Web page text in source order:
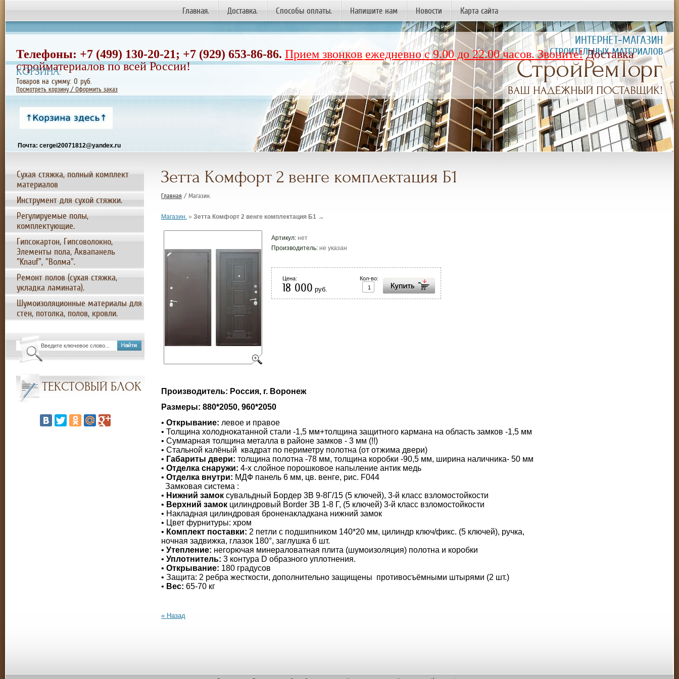
Телефоны: +7 (499) 130-20-21; +7 (929) 653-86-86. Прием звонков ежедневно с 9.00 до 22.00 часов. Звоните! Доставка
стройматериалов по всей России!
Почта: cergei20071812@yandex.ru
КОРЗИНА:
Товаров на сумму: 0 руб.
Посмотреть корзину / Оформить заказ
Главная. Доставка. Способы оплаты. Напишите нам Новости Карта сайта
Сухая стяжка, полный комплект
материалов
Инструмент для сухой стяжки.
Регулируемые полы,
комплектующие.
Гипсокартон, Гипсоволокно,
Элементы пола, Аквапанель
"Knauf", "Волма".
Ремонт полов (сухая стяжка,
укладка ламината).
Шумоизоляционные материалы для
стен, потолка, полов, кровли.
ТЕКСТОВЫЙ БЛОК
Зетта Комфорт 2 венге комплектация Б1
Главная / Магазин.
Магазин. » Зетта Комфорт 2 венге комплектация Б1 →
Артикул: нет
Производитель: не указан
Кол-во:
Цена:
18 000 руб.
Производитель: Россия, г. Воронеж
Размеры: 880*2050, 960*2050
• Открывание: левое и правое
• Толщина холоднокатанной стали -1,5 мм+толщина защитного кармана на область замков -1,5 мм
• Суммарная толщина металла в районе замков - 3 мм (!!)
• Стальной калёный квадрат по периметру полотна (от отжима двери)
• Габариты двери: толщина полотна -78 мм, толщина коробки -90,5 мм, ширина наличника- 50 мм
• Отделка снаружи: 4-х слойное порошковое напыление антик медь
• Отделка внутри: МДФ панель 6 мм, цв. венге, рис. F044
Замковая система :
• Нижний замок сувальдный Бордер 3В 9-8Г/15 (5 ключей), 3-й класс взломостойкости
• Верхний замок цилиндровый Border ЗВ 1-8 Г, (5 ключей) 3-й класс взломостойкости
• Накладная цилиндровая броненакладкана нижний замок
• Цвет фурнитуры: хром
• Комплект поставки: 2 петли с подшипником 140*20 мм, цилиндр ключ/фикс. (5 ключей), ручка,
ночная задвижка, глазок 180°, заглушка 6 шт.
• Утепление: негорючая минераловатная плита (шумоизоляция) полотна и коробки
• Уплотнитель: 3 контура D образного уплотнения.
• Открывание: 180 градусов
• Защита: 2 ребра жесткости, дополнительно защищены противосъёмными штырями (2 шт.)
• Вес: 65-70 кг
« Назад